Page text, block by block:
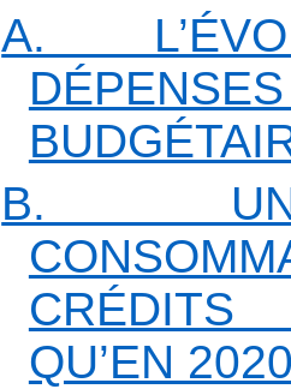
A.
B.
CRÉDITS
QU’EN